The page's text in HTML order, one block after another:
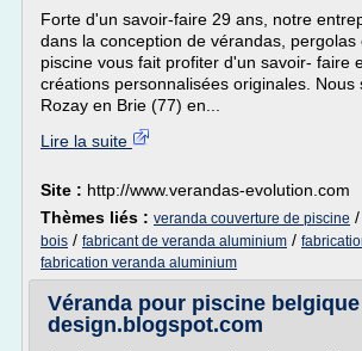
Forte d'un savoir-faire 29 ans, notre
dans la conception de vérandas,
piscine vous fait profiter d'un savoir- faire
créations personnalisées originales. Nous
Rozay en Brie (77) en...
Lire la suite
Site : http://www.verandas-evolution.com
Thèmes liés : veranda couverture de piscine /
bois / fabricant de veranda aluminium /
fabrication veranda aluminium
Véranda pour piscine
design.blogspot.com